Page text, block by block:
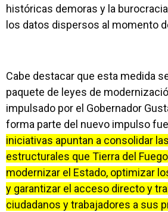
históricas demoras y la
los datos dispersos al momento
Cabe destacar que esta medida
paquete de leyes de
impulsado por el Gobernador
forma parte del nuevo impulso
iniciativas apuntan a consolidar
estructurales que Tierra del
modernizar el Estado, optimizar
y garantizar el acceso directo y
ciudadanos y trabajadores a sus